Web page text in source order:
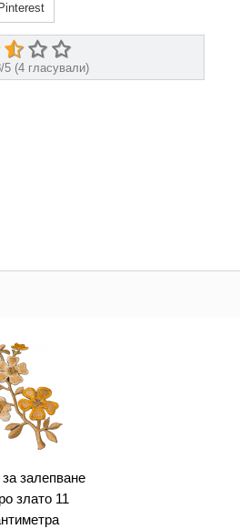
Pinterest
/5 (4 гласували)
залепване
злато 11